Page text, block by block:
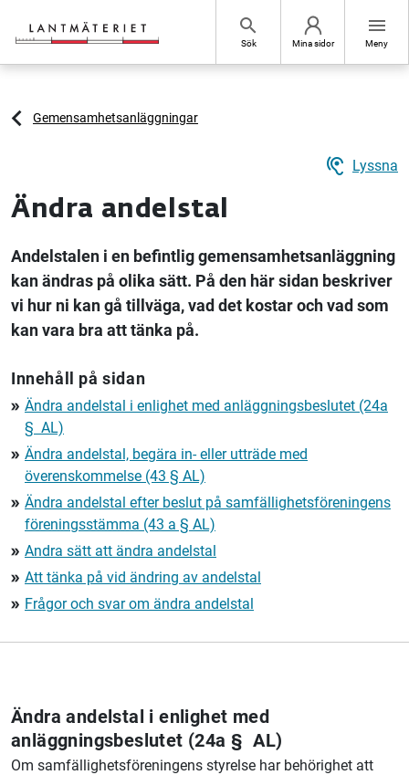
search
Sök Mina sidor
menu
Meny
Gemensamhetsanläggningar
hearing Lyssna
Ändra andelstal
Andelstalen i en befintlig gemensamhetsanläggning
kan ändras på olika sätt. På den här sidan beskriver
vi hur ni kan gå tillväga, vad det kostar och vad som
kan vara bra att tänka på.
Innehåll på sidan
double_arrow Ändra andelstal i enlighet med anläggningsbeslutet (24a
§ AL)
double_arrow Ändra andelstal, begära in- eller utträde med
överenskommelse (43 § AL)
double_arrow Ändra andelstal efter beslut på samfällighetsföreningens
föreningsstämma (43 a § AL)
double_arrow Andra sätt att ändra andelstal
double_arrow Att tänka på vid ändring av andelstal
double_arrow Frågor och svar om ändra andelstal
Ändra andelstal i enlighet med
anläggningsbeslutet (24a § AL)
Om samfällighetsföreningens styrelse har behörighet att